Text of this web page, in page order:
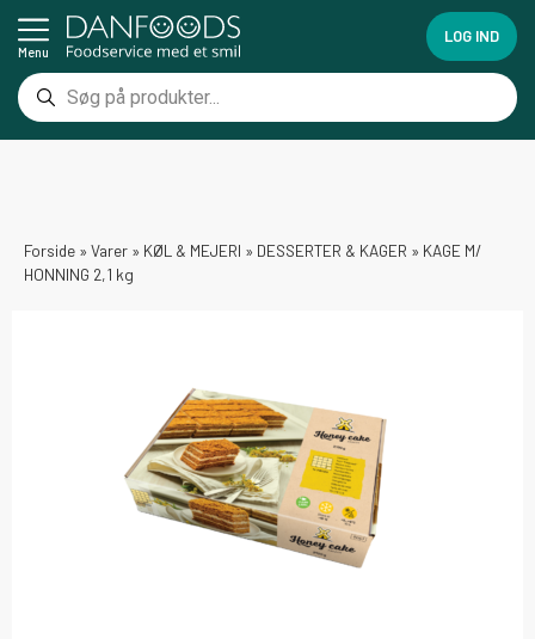
Menu
LOG IND
Forside » Varer » KØL & MEJERI » DESSERTER & KAGER » KAGE M/
HONNING 2,1 kg